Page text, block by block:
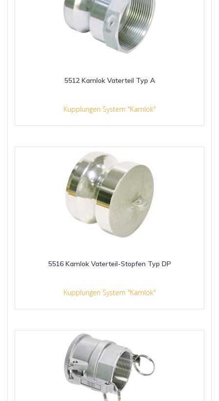
5512 Kamlok Vaterteil Typ A
Kupplungen System "Kamlok"
5516 Kamlok Vaterteil-Stopfen Typ DP
Kupplungen System "Kamlok"